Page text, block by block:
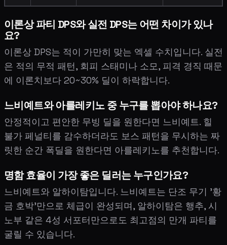
이론상 파티 DPS와 실전 DPS는 어떤 차이가 있나
요?
이론상 DPS는 적이 가만히 맞는 엑셀 수치입니다. 실전
은 적의 무적 패턴, 회피 스태미나 소모, 피격 경직 때문
에 이론치보다 20~30% 딜이 하락합니다.
느비예트와 아를레키노 중 누구를 뽑아야 하나요?
안정적이고 편안한 무빙 딜을 원한다면 느비예트. 힐
불가 페널티를 감수하더라도 보스 패턴을 무시하는 짜
릿한 순간 폭딜을 원한다면 아를레키노를 추천합니다.
명함 효율이 가장 좋은 딜러는 누구인가요?
느비예트와 알하이탐입니다. 느비예트는 단조 무기 '황
금 호박'만으로 체급이 완성되며, 알하이탐은 행추, 시
노부 같은 4성 서포터만으로도 최고점의 만개 파티를
굴릴 수 있습니다.